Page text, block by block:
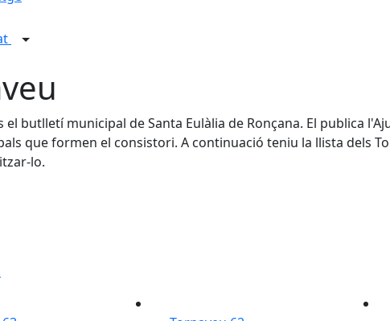
el butlletí municipal de Santa Eulàlia de Ronçana. El publica
que formen el consistori. A continuació teniu la llista dels
lo.